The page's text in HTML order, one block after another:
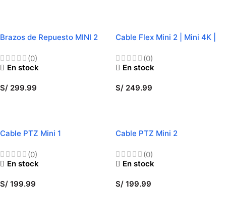
Brazos de Repuesto MINI 2
(0)
En stock
S/ 299.99
Cable Flex Mini 2 | Mini 4K |
(0)
En stock
S/ 249.99
Cable PTZ Mini 1
(0)
En stock
S/ 199.99
Cable PTZ Mini 2
(0)
En stock
S/ 199.99